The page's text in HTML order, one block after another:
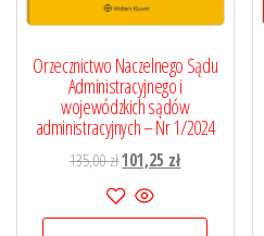
Orzecznictwo Naczelnego Sądu
Administracyjnego i
wojewódzkich sądów
administracyjnych – Nr 1/2024
135,00złPierwotna
cena
wynosiła:
101,25 złAktualna